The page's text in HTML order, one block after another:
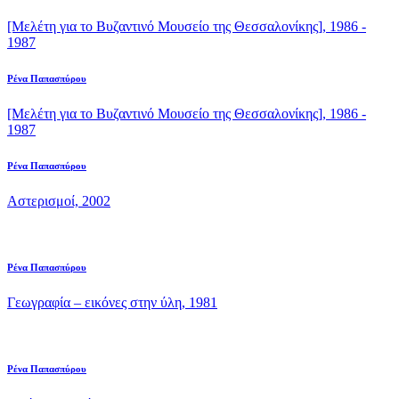
[Μελέτη για το Βυζαντινό Μουσείο της Θεσσαλονίκης], 1986 -
1987
Ρένα Παπασπύρου
[Μελέτη για το Βυζαντινό Μουσείο της Θεσσαλονίκης], 1986 -
1987
Ρένα Παπασπύρου
Αστερισμοί, 2002
Ρένα Παπασπύρου
Γεωγραφία – εικόνες στην ύλη, 1981
Ρένα Παπασπύρου